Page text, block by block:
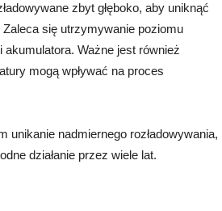
zbyt głęboko, aby uniknąć
Zaleca się utrzymywanie poziomu
Ważne jest również
mogą wpływać na proces
unikanie nadmiernego rozładowywania,
działanie przez wiele lat.